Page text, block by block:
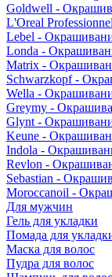
Goldwell -
L'Oreal
Lebel -
Londa -
Matrix -
Schwarzkopf -
Wella -
Greymy -
Glynt -
Keune -
Indola -
Revlon -
Sebastian -
Moroccanoil -
Для мужчин
Гель для укладки
Помада для
Маска для волос
Пудра для волос